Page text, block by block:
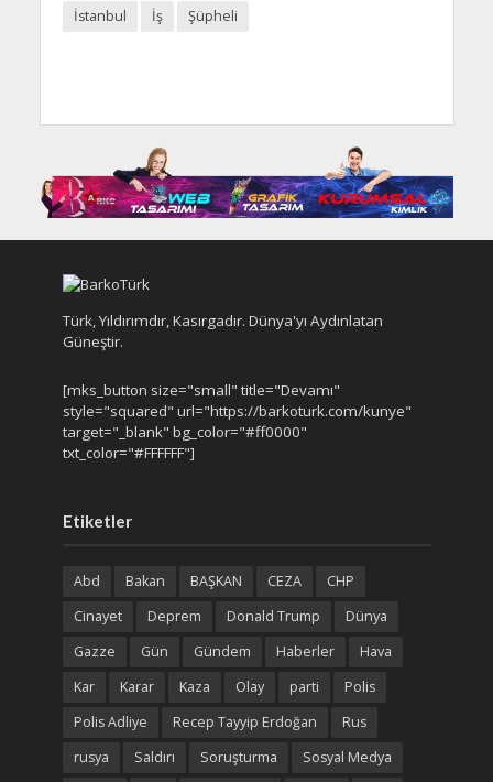
İstanbul
İş Şüpheli
Türk, Yıldırımdır, Kasırgadır. Dünya'yı Aydınlatan
Güneştir.
[mks_button size="small" title="Devamı"
style="squared" url="https://barkoturk.com/kunye"
target="_blank" bg_color="#ff0000"
txt_color="#FFFFFF"]
Etiketler
Abd Bakan BAŞKAN CEZA
CHP
Cinayet
Deprem Donald Trump
Dünya
Gazze
Gün Gündem Haberler
Hava
Kar
Karar Kaza Olay parti
Polis
Polis Adliye
Recep Tayyip Erdoğan
Rus
rusya
Saldırı Soruşturma Sosyal Medya